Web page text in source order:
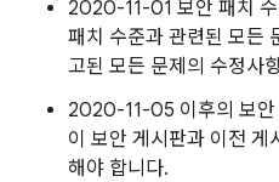
2020-11-01 보안 패치
패치 수준과 관련된 모든
고된 모든 문제의 수정사
2020-11-05 이후의 보안
이 보안 게시판과 이전 게
해야 합니다.